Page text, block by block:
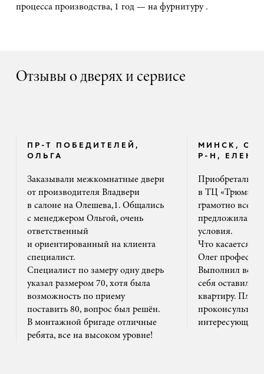
процесса производства, 1 год — на фурнитуру .
Отзывы о дверях и сервисе
ПР-Т ПОБЕДИТЕЛЕЙ,
ОЛЬГА
Заказывали межкомнатные двери
от производителя Владвери
в салоне на Олешева,1. Общались
с менеджером Ольгой, очень
ответственный
и ориентированный на клиента
специалист.
Специалист по замеру одну дверь
указал размером 70, хотя была
возможность по приему
поставить 80, вопрос был решён.
В монтажной бригаде отличные
ребята, все на высоком уровне!
МИНСК,
Р-Н, ЕЛЕНА
Приобретали
в ТЦ «Трюм».
грамотно все
предложила
условия.
Что касается
Олег
Выполнил все
себя оставил
квартиру. Плюс
интересующим